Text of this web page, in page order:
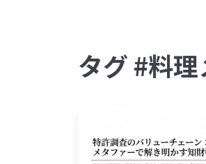
タグ #料